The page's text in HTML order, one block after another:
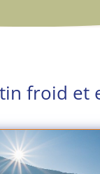
froid et